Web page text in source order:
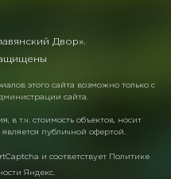
Двор».
этого сайта возможно только с
сайта.
в т.ч. стоимость объектов, носит
публичной офертой.
и соответствует Политике
Яндекс.